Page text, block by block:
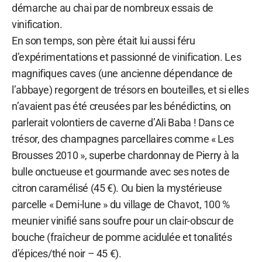
démarche au chai par de nombreux essais de
vinification.
En son temps, son père était lui aussi féru
d’expérimentations et passionné de vinification. Les
magnifiques caves (une ancienne dépendance de
l’abbaye) regorgent de trésors en bouteilles, et si elles
n’avaient pas été creusées par les bénédictins, on
parlerait volontiers de caverne d’Ali Baba ! Dans ce
trésor, des champagnes parcellaires comme « Les
Brousses 2010 », superbe chardonnay de Pierry à la
bulle onctueuse et gourmande avec ses notes de
citron caramélisé (45 €). Ou bien la mystérieuse
parcelle « Demi-lune » du village de Chavot, 100 %
meunier vinifié sans soufre pour un clair-obscur de
bouche (fraîcheur de pomme acidulée et tonalités
d’épices/thé noir – 45 €).